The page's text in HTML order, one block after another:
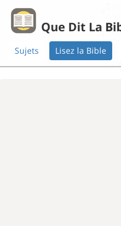
Que Dit La
Sujets Lisez la Bible